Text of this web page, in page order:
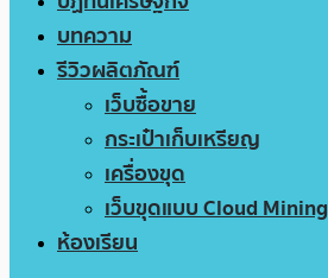
บทความ
รีวิวผลิตภัณฑ์
เว็บซื้อขาย
กระเป๋าเก็บเหรียญ
เครื่องขุด
เว็บขุดแบบ Cloud Mining
ห้องเรียน